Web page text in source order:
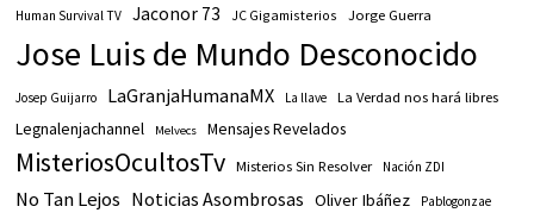
Human Survival TV Jaconor 73 JC Gigamisterios Jorge Guerra
Jose Luis de Mundo Desconocido
Josep Guijarro LaGranjaHumanaMX La llave La Verdad nos hará libres
Legnalenjachannel Melvecs Mensajes Revelados
MisteriosOcultosTv Misterios Sin Resolver Nación ZDI
No Tan Lejos Noticias Asombrosas Oliver Ibáñez Pablogonzae